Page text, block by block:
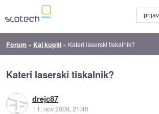
Forum » Kaj kupiti » Kateri laserski tiskalnik?
Kateri laserski tiskalnik?
drejc87
:: 1. nov 2009, 21:40